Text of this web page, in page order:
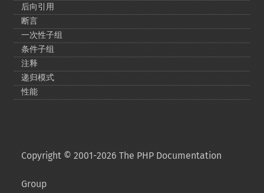
后向引用
断言
一次性子组
条件子组
注释
递归模式
性能
Copyright © 2001-2026 The PHP Documentation
Group